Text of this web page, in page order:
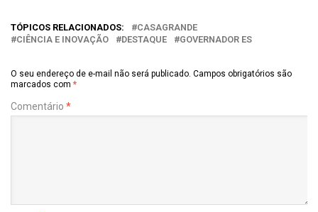
TÓPICOS RELACIONADOS:
CASAGRANDE
CIÊNCIA E INOVAÇÃO
DESTAQUE GOVERNADOR ES
O seu endereço de e-mail não será publicado. Campos obrigatórios são
marcados com *
Comentário *